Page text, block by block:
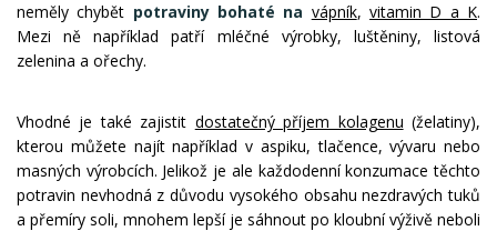
neměly chybět potraviny bohaté na vápník,vitamin D a K.
Mezi ně například patří mléčné výrobky, luštěniny, listová
zelenina a ořechy.
Vhodné je také zajistit dostatečný příjem kolagenu (želatiny),
kterou můžete najít například v aspiku, tlačence, vývaru nebo
masných výrobcích. Jelikož je ale každodenní konzumace těchto
potravin nevhodná z důvodu vysokého obsahu nezdravých tuků
a přemíry soli, mnohem lepší je sáhnout po kloubní výživě neboli